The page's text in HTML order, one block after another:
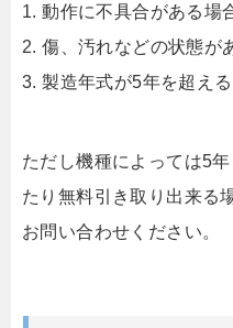
1. 動作に不具合がある場
2. 傷、汚れなどの状態が
3. 製造年式が5年を超え
ただし機種によっては5
たり無料引き取り出来る
お問い合わせください。